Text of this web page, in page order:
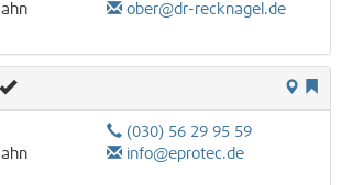
ober@dr-recknagel.de
(030) 56 29 95 59
info@eprotec.de